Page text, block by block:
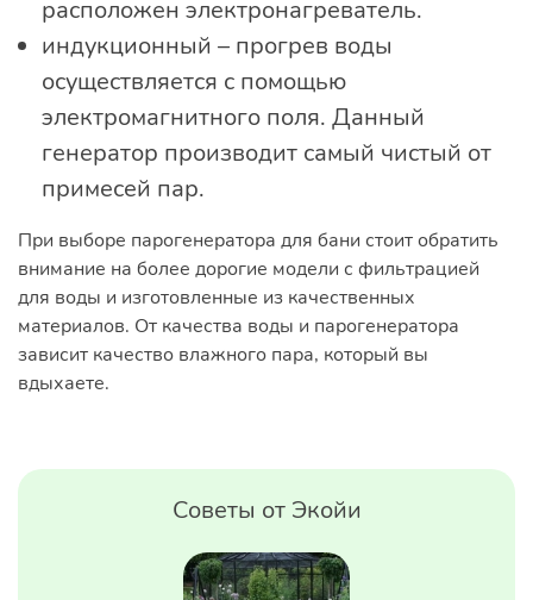
расположен электронагреватель.
индукционный – прогрев воды
осуществляется с помощью
электромагнитного поля. Данный
генератор производит самый чистый от
примесей пар.
При выборе парогенератора для бани стоит обратить
внимание на более дорогие модели с фильтрацией
для воды и изготовленные из качественных
материалов. От качества воды и парогенератора
зависит качество влажного пара, который вы
вдыхаете.
Советы от Экойи